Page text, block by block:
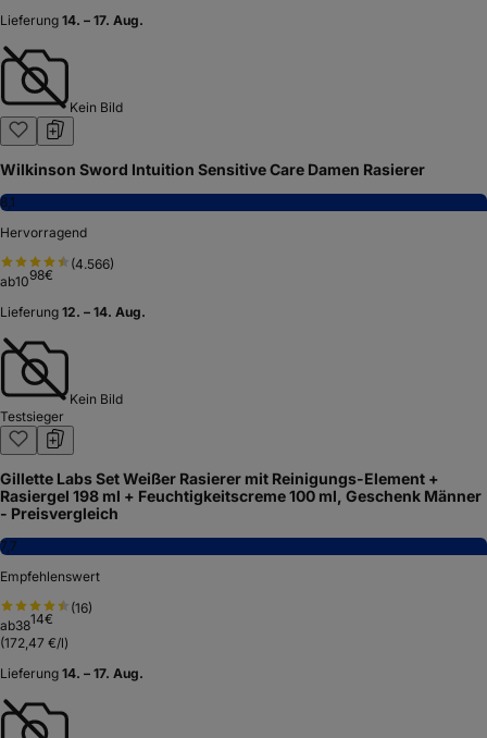
Lieferung 14. – 17. Aug.
Kein Bild
Wilkinson Sword Intuition Sensitive Care Damen Rasierer
8,1
Hervorragend
(4.566)
ab1098€
Lieferung 12. – 14. Aug.
Kein Bild
Testsieger
Gillette Labs Set Weißer Rasierer mit Reinigungs-Element +
Rasiergel 198 ml + Feuchtigkeitscreme 100 ml, Geschenk Männer
- Preisvergleich
7,7
Empfehlenswert
(16)
ab3814€
(172,47 €/l)
Lieferung 14. – 17. Aug.